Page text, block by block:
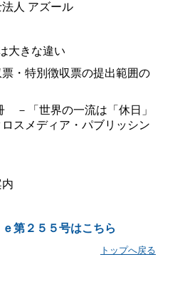
人 アズール
大きな違い
・特別徴収票の提出範囲の
－「世界の一流は「休日」
スメディア・パブリッシン
第２５５号はこちら
トップへ戻る